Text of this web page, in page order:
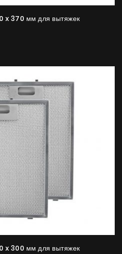
x 370 мм для вытяжек
x 300 мм для вытяжек